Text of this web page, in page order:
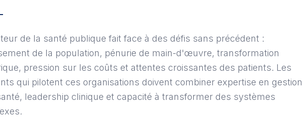
de la santé publique fait face à des défis sans précédent :
de la population, pénurie de main-d'œuvre, transformation
pression sur les coûts et attentes croissantes des patients. Les
qui pilotent ces organisations doivent combiner expertise en gestion
leadership clinique et capacité à transformer des systèmes